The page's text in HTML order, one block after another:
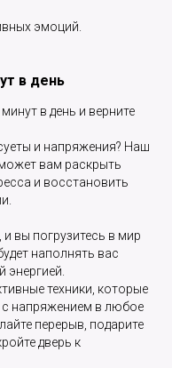
эмоций.
в день
в день и верните
и напряжения? Наш
вам раскрыть
и восстановить
вы погрузитесь в мир
наполнять вас
энергией.
техники, которые
напряжением в любое
перерыв, подарите
дверь к